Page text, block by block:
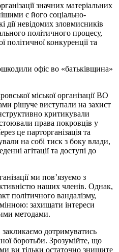
значних матеріальних
є його соціально-
дії невідомих зловмисників
політичного процесу,
конкуренції та
міської організації ВО
рішуче виступали на захист
критикували
права покровців у
це парторганізація та
на собі тиск з боку влади,
агітації та доступі до
ми пов’язуємо з
наших членів. Однак,
політичного вандалізму,
захищати інтереси
методами.
дотримуватись
боротьби. Зрозумійте, що
ви тільки остаточно знищите